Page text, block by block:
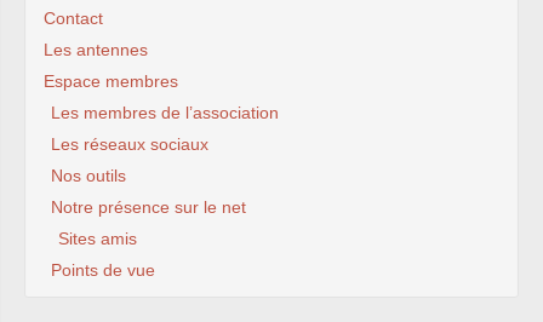
Contact
Les antennes
Espace membres
Les membres de l’association
Les réseaux sociaux
Nos outils
Notre présence sur le net
Sites amis
Points de vue